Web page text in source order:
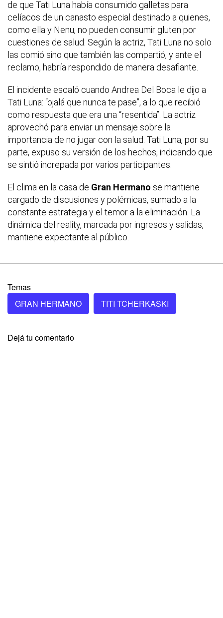
de que Tati Luna había consumido galletas para
celíacos de un canasto especial destinado a quienes,
como ella y Nenu, no pueden consumir gluten por
cuestiones de salud. Según la actriz, Tati Luna no solo
las comió sino que también las compartió, y ante el
reclamo, habría respondido de manera desafiante.
El incidente escaló cuando Andrea Del Boca le dijo a
Tati Luna: “ojalá que nunca te pase”, a lo que recibió
como respuesta que era una “resentida”. La actriz
aprovechó para enviar un mensaje sobre la
importancia de no jugar con la salud. Tati Luna, por su
parte, expuso su versión de los hechos, indicando que
se sintió increpada por varios participantes.
El clima en la casa de Gran Hermano se mantiene
cargado de discusiones y polémicas, sumado a la
constante estrategia y el temor a la eliminación. La
dinámica del reality, marcada por ingresos y salidas,
mantiene expectante al público.
Temas
GRAN HERMANO
TITI TCHERKASKI
Dejá tu comentario